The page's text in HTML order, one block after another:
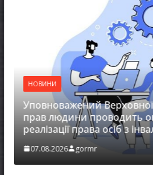
НОВИНИ
Уповноважений
прав людини проводить
реалізації права осіб з
07.08.2026 gormr